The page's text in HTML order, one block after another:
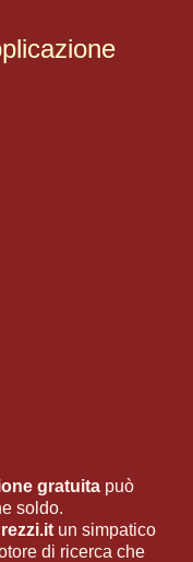
gratuita può
soldo.
un simpatico
di ricerca che